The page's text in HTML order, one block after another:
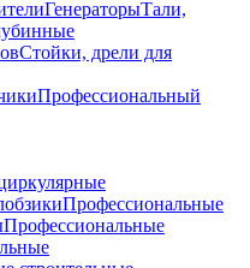
ГенераторыТали,
Стойки, дрели для
Профессиональный
Профессиональные
Профессиональные